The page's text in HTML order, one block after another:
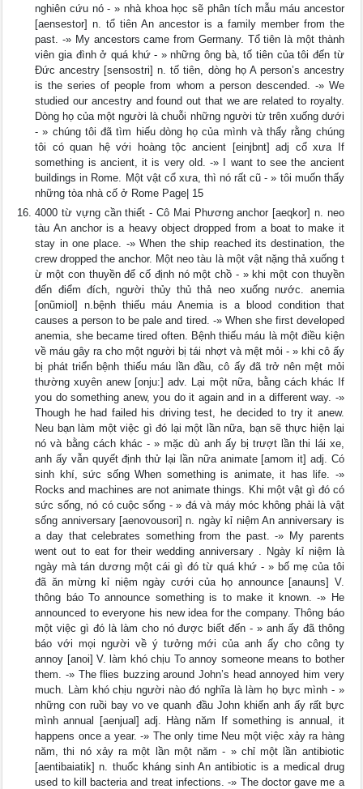
nghiên cứu nó - » nhà khoa học sẽ phân tích mẫu máu ancestor
[aensestor] n. tổ tiên An ancestor is a family member from the
past. -» My ancestors came from Germany. Tổ tiên là một thành
viên gia đình ở quá khứ - » những ông bà, tố tiên của tôi đến từ
Đức ancestry [sensostri] n. tố tiên, dòng họ A person’s ancestry
is the series of people from whom a person descended. -» We
studied our ancestry and found out that we are related to royalty.
Dòng họ của một người là chuỗi những người từ trên xuống dưới
- » chúng tôi đã tìm hiếu dòng họ của mình và thấy rằng chúng
tôi có quan hệ với hoàng tộc ancient [einjbnt] adj cổ xưa If
something is ancient, it is very old. -» I want to see the ancient
buildings in Rome. Một vật cổ xưa, thì nó rất cũ - » tôi muốn thấy
những tòa nhà cố ở Rome Page| 15
4000 từ vựng cần thiết - Cô Mai Phương anchor [aeqkor] n. neo
tàu An anchor is a heavy object dropped from a boat to make it
stay in one place. -» When the ship reached its destination, the
crew dropped the anchor. Một neo tàu là một vật nặng thả xuống t
ừ một con thuyền để cố định nó một chồ - » khi một con thuyền
đến điểm đích, người thủy thủ thả neo xuống nước. anemia
[onũmiol] n.bệnh thiếu máu Anemia is a blood condition that
causes a person to be pale and tired. -» When she first developed
anemia, she became tired often. Bệnh thiếu máu là một điều kiện
về máu gây ra cho một người bị tái nhợt và mệt mỏi - » khi cô ấy
bị phát triển bệnh thiếu máu lần đầu, cô ấy đã trở nên mệt mỏi
thường xuyên anew [onju:] adv. Lại một nữa, bằng cách khác If
you do something anew, you do it again and in a different way. -»
Though he had failed his driving test, he decided to try it anew.
Neu bạn làm một việc gì đó lại một lần nữa, bạn sẽ thực hiện lại
nó và bằng cách khác - » mặc dù anh ấy bị trượt lần thi lái xe,
anh ấy vẫn quyết định thử lại lần nữa animate [amom it] adj. Có
sinh khí, sức sống When something is animate, it has life. -»
Rocks and machines are not animate things. Khi một vật gì đó có
sức sống, nó có cuộc sống - » đá và máy móc không phải là vật
sống anniversary [aenovousori] n. ngày kỉ niệm An anniversary is
a day that celebrates something from the past. -» My parents
went out to eat for their wedding anniversary . Ngày kỉ niệm là
ngày mà tán dương một cái gì đó từ quá khứ - » bố mẹ của tôi
đã ăn mừng kỉ niệm ngày cưới của họ announce [anauns] V.
thông báo To announce something is to make it known. -» He
announced to everyone his new idea for the company. Thông báo
một việc gì đó là làm cho nó được biết đến - » anh ấy đã thông
báo với mọi người về ý tưởng mới của anh ấy cho công ty
annoy [anoi] V. làm khó chịu To annoy someone means to bother
them. -» The flies buzzing around John’s head annoyed him very
much. Làm khó chịu người nào đó nghĩa là làm họ bực mình - »
những con ruồi bay vo ve quanh đầu John khiến anh ấy rất bực
mình annual [aenjual] adj. Hàng năm If something is annual, it
happens once a year. -» The only time Neu một việc xảy ra hàng
năm, thi nó xảy ra một lần một năm - » chỉ một lần antibiotic
[aentibaiatik] n. thuốc kháng sinh An antibiotic is a medical drug
used to kill bacteria and treat infections. -» The doctor gave me a